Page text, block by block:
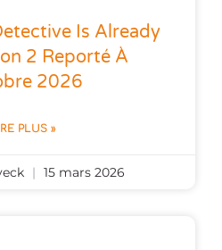
Is Already
2 Reporté À
2026
PLUS »
15 mars 2026